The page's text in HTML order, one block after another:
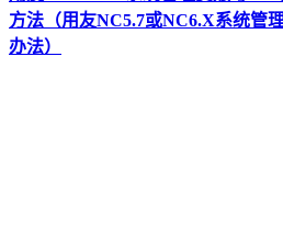
方法（用友NC5.7或NC6.X系统管
办法）